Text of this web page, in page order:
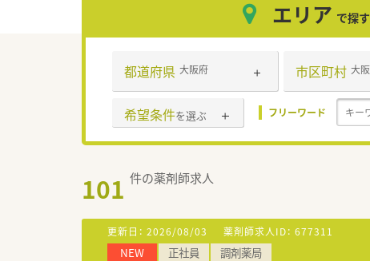
エリア で探す
都道府県 大阪府 市区町村 大
希望条件を選ぶ フリーワード
101 件の薬剤師求人
更新日： 2026/08/03 薬剤師求人ID： 677311
NEW 正社員 調剤薬局